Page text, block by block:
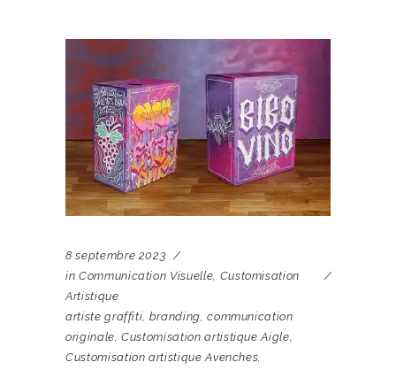
8 septembre 2023
in Communication Visuelle, Customisation
Artistique
artiste graffiti, branding,communication
originale,Customisation artistique Aigle,
Customisation artistique Avenches,